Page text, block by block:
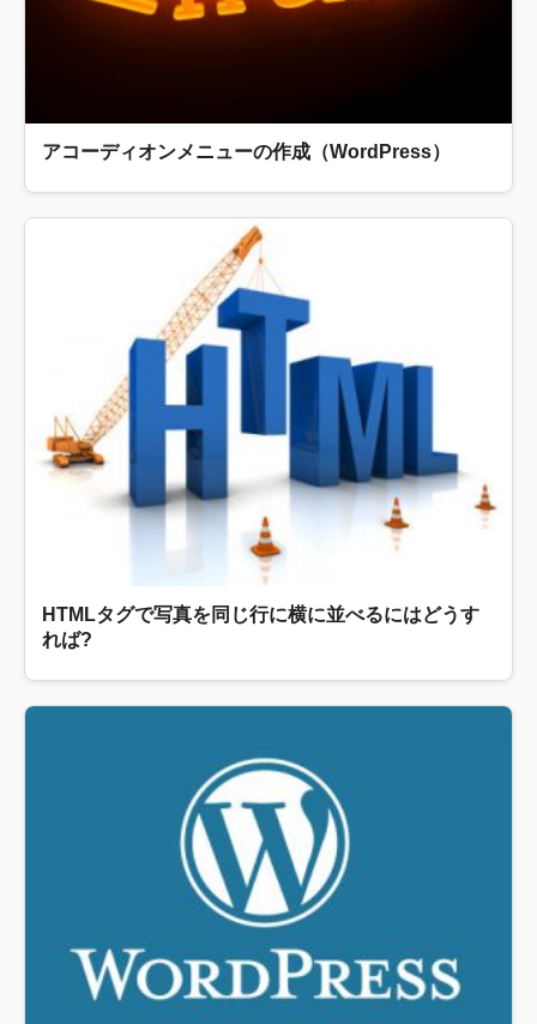
アコーディオンメニューの作成（WordPress）
HTMLタグで写真を同じ行に横に並べるにはどうす
れば?